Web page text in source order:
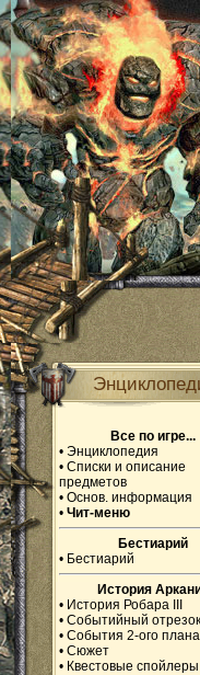
Все по игре...
• Энциклопедия
• Списки и описание
предметов
• Основ. информация
• Чит-меню
Бестиарий
• Бестиарий
История
• История Робара III
• Событийный отрезок
• События 2-ого плана
• Сюжет
• Квестовые спойлеры